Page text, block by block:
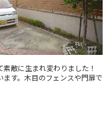
敵に生まれ変わりました！
す。木目のフェンスや門扉で